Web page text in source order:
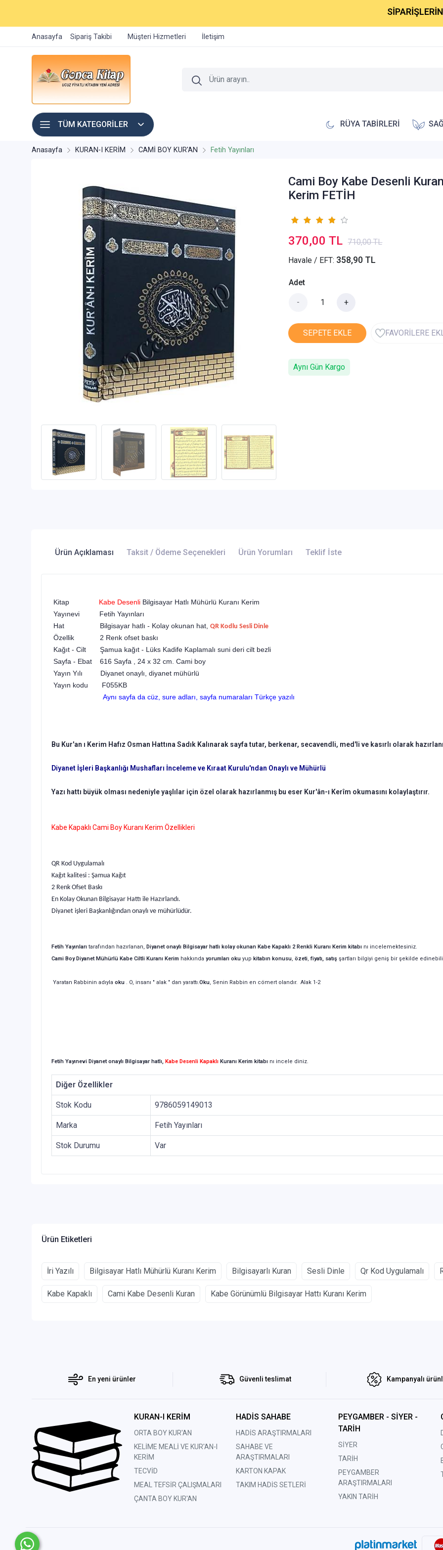
SİPARİŞLERİNİZ
Anasayfa Sipariş Takibi Müşteri Hizmetleri İletişim
TÜM KATEGORİLER RÜYA TABİRLERİ
Anasayfa KURAN-I KERİM CAMİ BOY KUR'AN Fetih Yayınları
Cami Boy Kabe Desenli
Kerim FETİH
370,00 TL 710,00 TL
Havale / EFT: 358,90 TL
Adet
- +
SEPETE EKLE FAVORİLERE
Aynı Gün Kargo
Ürün Açıklaması Taksit / Ödeme Seçenekleri Ürün Yorumları Teklif İste
Kitap Kabe Desenli Bilgisayar Hatlı Mühürlü Kuranı Kerim
Yayınevi Fetih Yayınları
Hat Bilgisayar hatlı - Kolay okunan hat, QR Kodlu Sesli Dinle
Özellik 2 Renk ofset baskı
Kağıt - Cilt Şamua kağıt - Lüks Kadife Kaplamalı suni deri cilt bezli
Sayfa - Ebat 616 Sayfa , 24 x 32 cm. Cami boy
Yayın Yılı Diyanet onaylı, diyanet mühürlü
Yayın kodu F055KB
Aynı sayfa da cüz, sure adları, sayfa numaraları Türkçe yazılı
Bu Kur'an ı Kerim Hafız Osman Hattına Sadık Kalınarak sayfa tutar, berkenar, secavendli, med'li ve kasırlı olarak
Diyanet İşleri Başkanlığı Mushafları İnceleme ve Kıraat Kurulu'ndan Onaylı ve Mühürlü
Yazı hattı büyük olması nedeniyle yaşlılar için özel olarak hazırlanmış bu eser Kur'ân-ı Kerîm okumasını kolaylaştırır.
Kabe Kapaklı Cami Boy Kuranı Kerim Özellikleri
QR Kod Uygulamalı
Kağıt kalitesi : Şamua Kağıt
2 Renk Ofset Baskı
En Kolay Okunan Bilgisayar Hattı ile Hazırlandı.
Diyanet işleri Başkanlığından onaylı ve mühürlüdür.
Fetih Yayınları tarafından hazırlanan, Diyanet onaylı Bilgisayar hatlı kolay okunan Kabe Kapaklı 2 Renkli Kuranı Kerim kitabı nı incelemektesiniz.
Cami Boy Diyanet Mühürlü Kabe Ciltli Kuranı Kerim hakkında yorumları oku yup kitabın konusu, özeti,fiyatı, satış şartları bilgiyi geniş bir şekilde
Yaratan Rabbinin adıyla oku . O, insanı " alak " dan yarattı.Oku, Senin Rabbin en cömert olandır. Alak 1-2
Fetih Yayınevi Diyanet onaylı Bilgisayar hatlı, Kabe Desenli Kapaklı Kuranı Kerim kitabı nı incele diniz.
Diğer Özellikler
Stok Kodu 9786059149013
Marka Fetih Yayınları
Stok Durumu Var
Ürün Etiketleri
İri Yazılı Bilgisayar Hatlı Mühürlü Kuranı Kerim Bilgisayarlı Kuran Sesli Dinle Qr Kod Uygulamalı
Kabe Kapaklı Cami Kabe Desenli Kuran Kabe Görünümlü Bilgisayar Hattı Kuranı Kerim
En yeni ürünler Güvenli teslimat Kampanyalı
KURAN-I KERİM
ORTA BOY KUR'AN
KELİME MEALİ VE KUR'AN-I
KERİM
TECVİD
MEAL TEFSİR ÇALIŞMALARI
ÇANTA BOY KUR'AN
HADİS SAHABE
HADİS ARAŞTIRMALARI
SAHABE VE
ARAŞTIRMALARI
KARTON KAPAK
TAKIM HADİS SETLERİ
PEYGAMBER - SİYER -
TARİH
SİYER
TARİH
PEYGAMBER
ARAŞTIRMALARI
YAKIN TARİH